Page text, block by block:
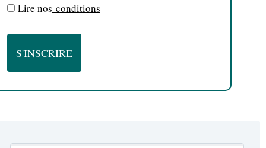
Lire nos conditions